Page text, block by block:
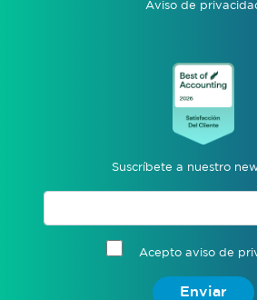
Aviso de
Suscríbete a nuestro
Acepto aviso de
Enviar